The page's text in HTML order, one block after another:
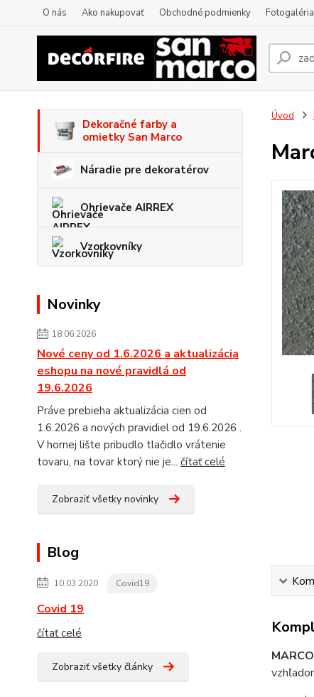
O nás Ako nakupovať Obchodné podmienky Fotogaléria
Dekoračné farby a
omietky San Marco
Náradie pre dekoratérov
Ohrievače AIRREX
Vzorkovníky
Novinky
18.06.2026
Nové ceny od 1.6.2026 a aktualizácia
eshopu na nové pravidlá od
19.6.2026
Práve prebieha aktualizácia cien od
1.6.2026 a nových pravidiel od 19.6.2026 .
V hornej lište pribudlo tlačidlo vrátenie
tovaru, na tovar ktorý nie je... čítať celé
Zobraziť všetky novinky
Blog
10.03.2020 Covid19
Covid 19
čítať celé
Zobraziť všetky články
Úvod